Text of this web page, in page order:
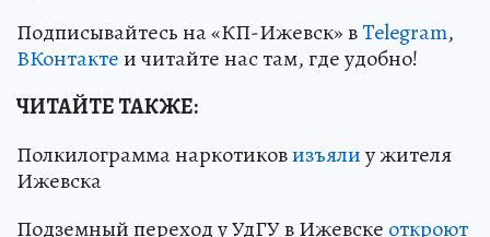
Подписывайтесь на «КП-Ижевск» вTelegram,
ВКонтактеи читайте нас там, где удобно!
ЧИТАЙТЕ ТАКЖЕ:
Полкилограмма наркотиковизъялиу жителя
Ижевска
Подземный переход у УдГУ в Ижевске откроют